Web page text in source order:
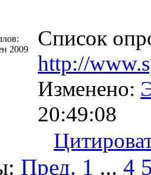
2009
Список
http://
Изменено:
20:49:08
Пред. 1 ... 4